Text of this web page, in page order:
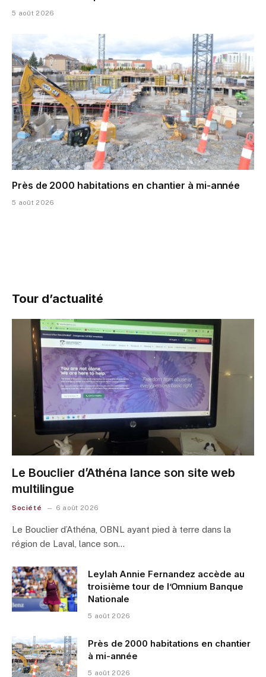
5 août 2026
Près de 2000 habitations en chantier à mi-année
5 août 2026
Tour d’actualité
Le Bouclier d’Athéna lance son site web
multilingue
Société 6 août 2026
Le Bouclier d’Athéna, OBNL ayant pied à terre dans la
région de Laval, lance son…
Leylah Annie Fernandez accède au
troisième tour de l’Omnium Banque
Nationale
5 août 2026
Près de 2000 habitations en chantier
à mi-année
5 août 2026